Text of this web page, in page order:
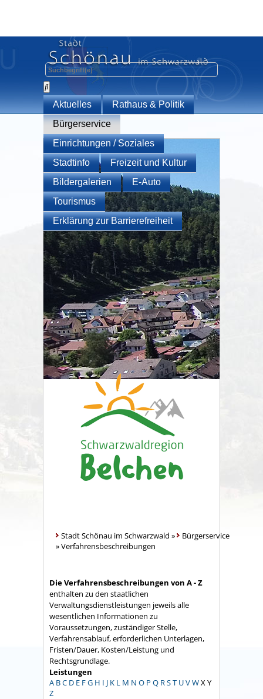
Aktuelles
Rathaus & Politik
Bürgerservice
Einrichtungen / Soziales
Stadtinfo
Freizeit und Kultur
Bildergalerien
E-Auto
Tourismus
Erklärung zur Barrierefreiheit
Stadt Schönau im Schwarzwald »
Bürgerservice
»Verfahrensbeschreibungen
Die Verfahrensbeschreibungen von A - Z
enthalten zu den staatlichen
Verwaltungsdienstleistungen jeweils alle
wesentlichen Informationen zu
Voraussetzungen, zuständiger Stelle,
Verfahrensablauf, erforderlichen Unterlagen,
Fristen/Dauer, Kosten/Leistung und
Rechtsgrundlage.
Leistungen
A BC D E FG H I J K L M N O P Q RST UVWX Y
Z